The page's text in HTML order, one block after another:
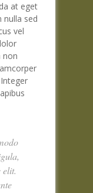
at eget
nulla sed
vel
non
elit.